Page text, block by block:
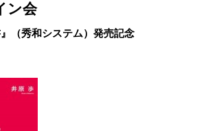
ン会
』（秀和システム）発売記念